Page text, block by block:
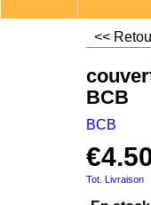
<<
BCB
BCB
€
Tot. Livraison